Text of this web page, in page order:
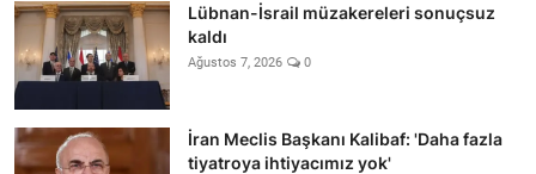
Lübnan-İsrail müzakereleri sonuçsuz
kaldı
Ağustos 7, 2026 0
İran Meclis Başkanı Kalibaf: 'Daha fazla
tiyatroya ihtiyacımız yok'